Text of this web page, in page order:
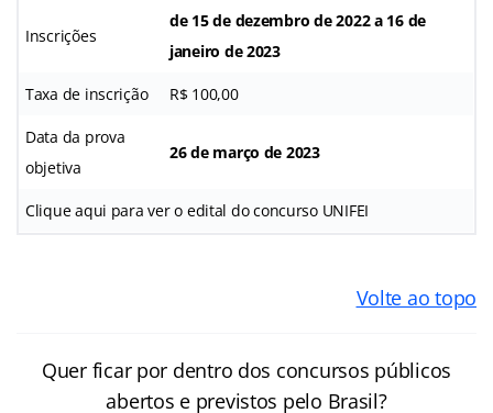
Inscrições
de 15 de dezembro de 2022 a 16 de
janeiro de 2023
Taxa de inscrição R$ 100,00
Data da prova
objetiva
26 de março de 2023
Clique aqui para ver o edital do concurso UNIFEI
Volte ao topo
Quer ficar por dentro dos concursos públicos
abertos e previstos pelo Brasil?